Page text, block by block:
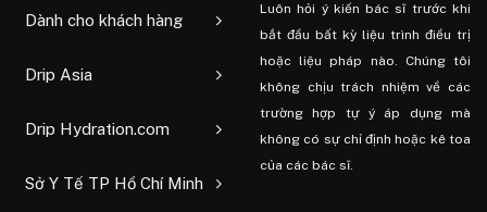
Dành cho khách hàng
Drip Asia
Drip Hydration.com
Sở Y Tế TP Hồ Chí Minh
Luôn hỏi ý kiến ​​bác sĩ trước khi
bắt đầu bất kỳ liệu trình điều trị
hoặc liệu pháp nào. Chúng tôi
không chịu trách nhiệm về các
trường hợp tự ý áp dụng mà
không có sự chỉ định hoặc kê toa
của các bác sĩ.